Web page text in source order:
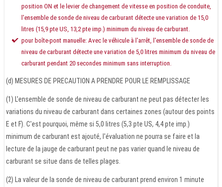
position ON et le levier de changement de vitesse en position de conduite,
l'ensemble de sonde de niveau de carburant détecte une variation de 15,0
litres (15,9 pte US, 13,2 pte imp.) minimum du niveau de carburant.
pour boîte-pont manuelle: Avec le véhicule à l'arrêt, l'ensemble de sonde de
niveau de carburant détecte une variation de 5,0 litres minimum du niveau de
carburant pendant 20 secondes minimum sans interruption.
(d) MESURES DE PRECAUTION A PRENDRE POUR LE REMPLISSAGE
(1) L'ensemble de sonde de niveau de carburant ne peut pas détecter les
variations du niveau de carburant dans certaines zones (autour des points
E et F). C'est pourquoi, même si 5,0 litres (5,3 pte US, 4,4 pte imp.)
minimum de carburant est ajouté, l'évaluation ne pourra se faire et la
lecture de la jauge de carburant peut ne pas varier quand le niveau de
carburant se situe dans de telles plages.
(2) La valeur de la sonde de niveau de carburant prend environ 1 minute